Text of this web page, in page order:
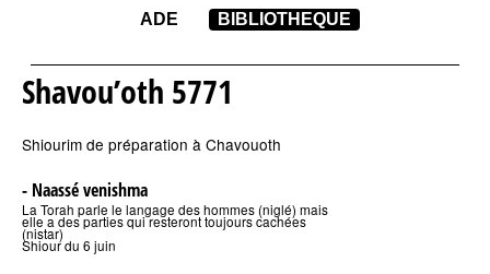
ADE
BIBLIOTHEQUE
Shavou’oth 5771
Shiourim de préparation à Chavouoth
- Naassé venishma
La Torah parle le langage des hommes (niglé) mais
elle a des parties qui resteront toujours cachées
(nistar)
Shiour du 6 juin